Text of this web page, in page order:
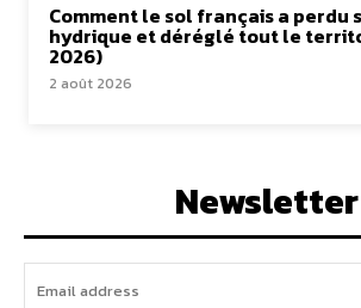
Comment le sol français a perdu
hydrique et déréglé tout le
2026)
2 août 2026
Newsletter